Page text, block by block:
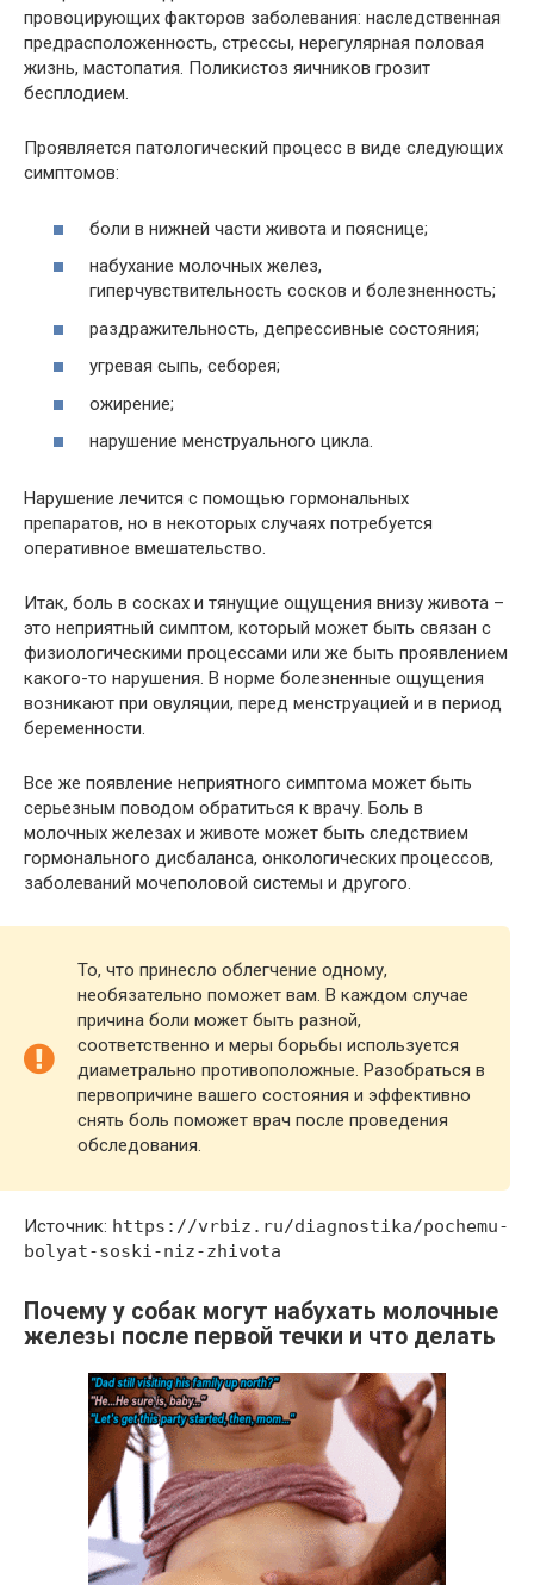
провоцирующих факторов заболевания: наследственная
предрасположенность, стрессы, нерегулярная половая
жизнь, мастопатия. Поликистоз яичников грозит
бесплодием.
Проявляется патологический процесс в виде следующих
симптомов:
боли в нижней части живота и пояснице;
набухание молочных желез,
гиперчувствительность сосков и болезненность;
раздражительность, депрессивные состояния;
угревая сыпь, себорея;
ожирение;
нарушение менструального цикла.
Нарушение лечится с помощью гормональных
препаратов, но в некоторых случаях потребуется
оперативное вмешательство.
Итак, боль в сосках и тянущие ощущения внизу живота –
это неприятный симптом, который может быть связан с
физиологическими процессами или же быть проявлением
какого-то нарушения. В норме болезненные ощущения
возникают при овуляции, перед менструацией и в период
беременности.
Все же появление неприятного симптома может быть
серьезным поводом обратиться к врачу. Боль в
молочных железах и животе может быть следствием
гормонального дисбаланса, онкологических процессов,
заболеваний мочеполовой системы и другого.
То, что принесло облегчение одному,
необязательно поможет вам. В каждом случае
причина боли может быть разной,
соответственно и меры борьбы используется
диаметрально противоположные. Разобраться в
первопричине вашего состояния и эффективно
снять боль поможет врач после проведения
обследования.
Источник: https://vrbiz.ru/diagnostika/pochemu-
bolyat-soski-niz-zhivota
Почему у собак могут набухать молочные
железы после первой течки и что делать